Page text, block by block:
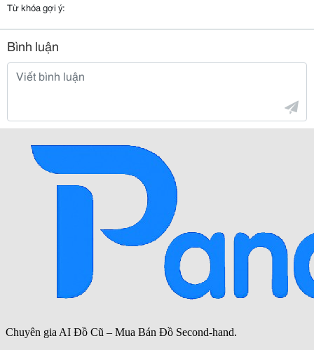
Từ khóa gợi ý:
Bình luận